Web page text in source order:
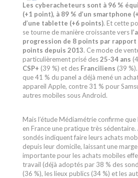
Les cyberacheteurs sont à 96 %
(+1 point), à 89 % d’un smartphone
d’une tablette (+6 points). Et cette
se tourne de manière croissante vers
progression de 8 points par rapport
points depuis 2013. Ce mode de
particulièrement prisé des25-34 ans
CSP+ (39 %) et des Franciliens (39
que 41 % du panel a déjà mené un
appareil Apple, contre 31 % pour
autres mobiles sous Android.
Mais l’étude Médiamétrie confirme
en France une pratique très sédentaire.
sondés indiquent faire leurs achats
depuis leur domicile, laissant une
importante pour les achats mobiles
travail (déjà adoptés par 38 % des
(36 %), les lieux publics (34 %) et les